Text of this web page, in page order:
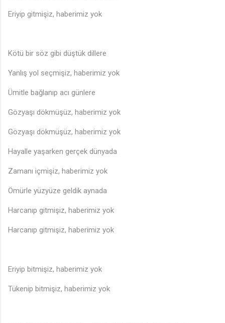
Eriyip gitmişiz, haberimiz yok
Kötü bir söz gibi düştük dillere
Yanlış yol seçmişiz, haberimiz yok
Ümitle bağlanıp acı günlere
Gözyaşı dökmüşüz, haberimiz yok
Gözyaşı dökmüşüz, haberimiz yok
Hayalle yaşarken gerçek dünyada
Zamanı içmişiz, haberimiz yok
Ömürle yüzyüze geldik aynada
Harcanıp gitmişiz, haberimiz yok
Harcanıp gitmişiz, haberimiz yok
Eriyip bitmişiz, haberimiz yok
Tükenip bitmişiz, haberimiz yok